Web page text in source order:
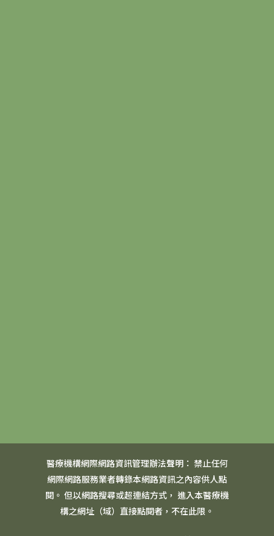
醫療機構網際網路資訊管理辦法聲明： 禁止任何
網際網路服務業者轉錄本網路資訊之內容供人點
閱。 但以網路搜尋或超連結方式， 進入本醫療機
構之網址（域）直接點閱者，不在此限。